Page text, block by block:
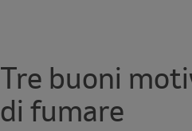
Description
Tre buoni
di fumare